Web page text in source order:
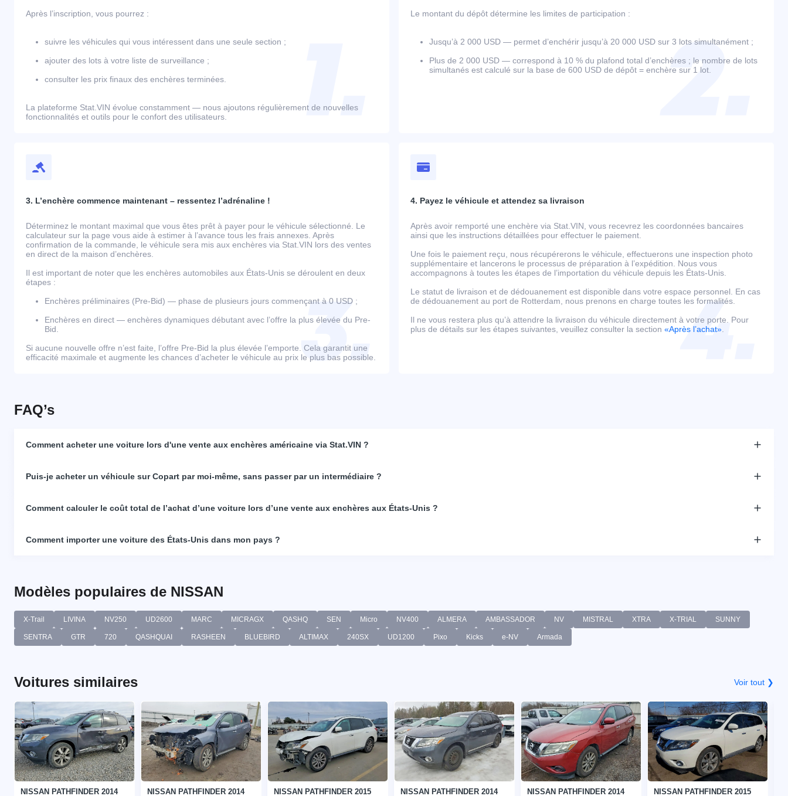
Après l’inscription, vous pourrez :
suivre les véhicules qui vous intéressent dans une seule section ;
ajouter des lots à votre liste de surveillance ;
consulter les prix finaux des enchères terminées.
La plateforme Stat.VIN évolue constamment — nous ajoutons régulièrement de nouvelles
fonctionnalités et outils pour le confort des utilisateurs.
Le montant du dépôt détermine les limites de participation :
Jusqu’à 2 000 USD — permet d’enchérir jusqu’à 20 000 USD sur 3 lots simultanément ;
Plus de 2 000 USD — correspond à 10 % du plafond total d’enchères ; le nombre de lots
simultanés est calculé sur la base de 600 USD de dépôt = enchère sur 1 lot.
3. L’enchère commence maintenant – ressentez l’adrénaline !
Déterminez le montant maximal que vous êtes prêt à payer pour le véhicule sélectionné. Le
calculateur sur la page vous aide à estimer à l’avance tous les frais annexes. Après
confirmation de la commande, le véhicule sera mis aux enchères via Stat.VIN lors des ventes
en direct de la maison d’enchères.
Il est important de noter que les enchères automobiles aux États-Unis se déroulent en deux
étapes :
Enchères préliminaires (Pre-Bid) — phase de plusieurs jours commençant à 0 USD ;
Enchères en direct — enchères dynamiques débutant avec l’offre la plus élevée du Pre-
Bid.
Si aucune nouvelle offre n’est faite, l’offre Pre-Bid la plus élevée l’emporte. Cela garantit une
efficacité maximale et augmente les chances d’acheter le véhicule au prix le plus bas possible.
4. Payez le véhicule et attendez sa livraison
Après avoir remporté une enchère via Stat.VIN, vous recevrez les coordonnées bancaires
ainsi que les instructions détaillées pour effectuer le paiement.
Une fois le paiement reçu, nous récupérerons le véhicule, effectuerons une inspection photo
supplémentaire et lancerons le processus de préparation à l’expédition. Nous vous
accompagnons à toutes les étapes de l’importation du véhicule depuis les États-Unis.
Le statut de livraison et de dédouanement est disponible dans votre espace personnel. En cas
de dédouanement au port de Rotterdam, nous prenons en charge toutes les formalités.
Il ne vous restera plus qu’à attendre la livraison du véhicule directement à votre porte. Pour
plus de détails sur les étapes suivantes, veuillez consulter la section «Après l’achat»
FAQ’s
Comment acheter une voiture lors d'une vente aux enchères américaine via Stat.VIN ?
Puis-je acheter un véhicule sur Copart par moi-même, sans passer par un intermédiaire ?
Comment calculer le coût total de l’achat d’une voiture lors d’une vente aux enchères aux États-Unis ?
Comment importer une voiture des États-Unis dans mon pays ?
Modèles populaires de NISSAN
X-Trail LIVINA NV250 UD2600 MARC MICRAGX QASHQ SEN Micro NV400 ALMERA AMBASSADOR NV MISTRAL XTRA X-TRIAL SUNNY
SENTRA GTR 720 QASHQUAI RASHEEN BLUEBIRD ALTIMAX 240SX UD1200 Pixo Kicks e-NV Armada
Voitures similaires Voir tout ❯
NISSAN PATHFINDER 2014 NISSAN PATHFINDER 2014 NISSAN PATHFINDER 2015 NISSAN PATHFINDER 2014 NISSAN PATHFINDER 2014 NISSAN PATHFINDER 2015